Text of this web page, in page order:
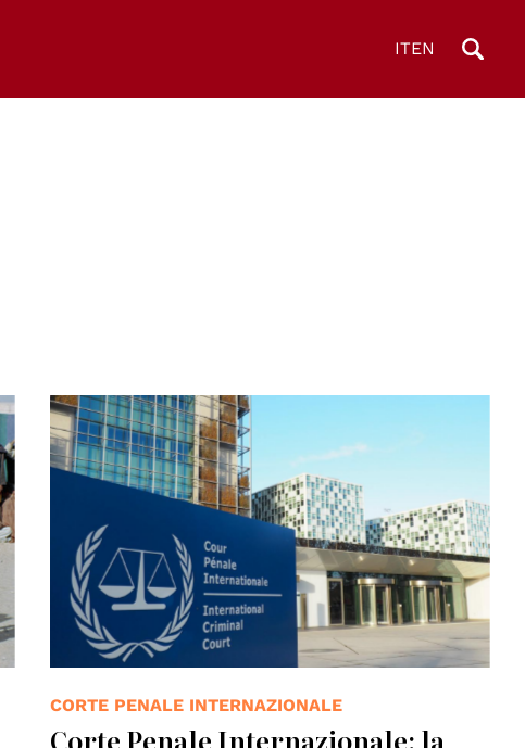
ITEN
CORTE PENALE INTERNAZIONALE
Corte Penale Internazionale: la